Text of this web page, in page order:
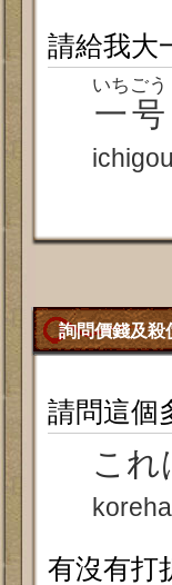
請給我大
一号
いちごう
詢問價錢及殺
請問這個
こ
有沒有打